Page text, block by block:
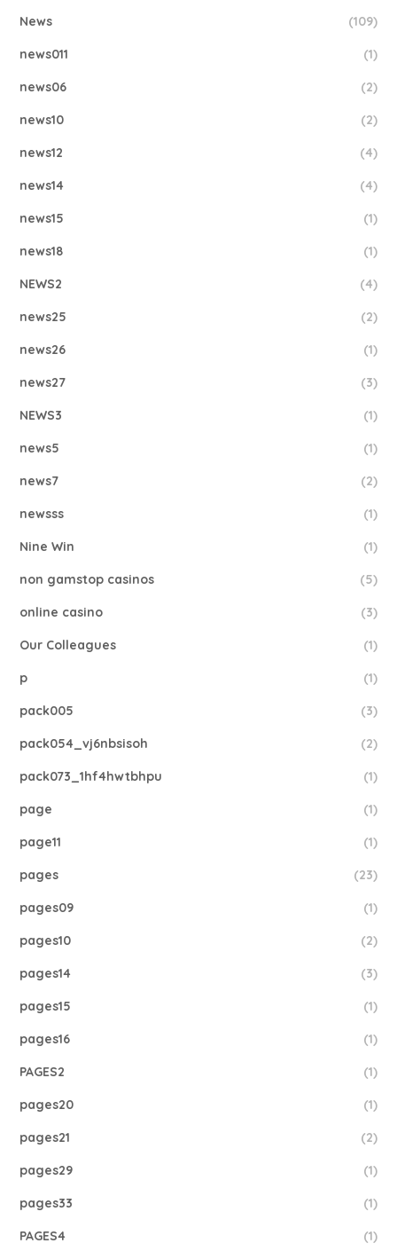
News (109)
news011 (1)
news06 (2)
news10 (2)
news12 (4)
news14 (4)
news15 (1)
news18 (1)
NEWS2 (4)
news25 (2)
news26 (1)
news27 (3)
NEWS3 (1)
news5 (1)
news7 (2)
newsss (1)
Nine Win (1)
non gamstop casinos (5)
online casino (3)
Our Colleagues (1)
p (1)
pack005 (3)
pack054_vj6nbsisoh (2)
pack073_1hf4hwtbhpu (1)
page (1)
page11 (1)
pages (23)
pages09 (1)
pages10 (2)
pages14 (3)
pages15 (1)
pages16 (1)
PAGES2 (1)
pages20 (1)
pages21 (2)
pages29 (1)
pages33 (1)
PAGES4 (1)